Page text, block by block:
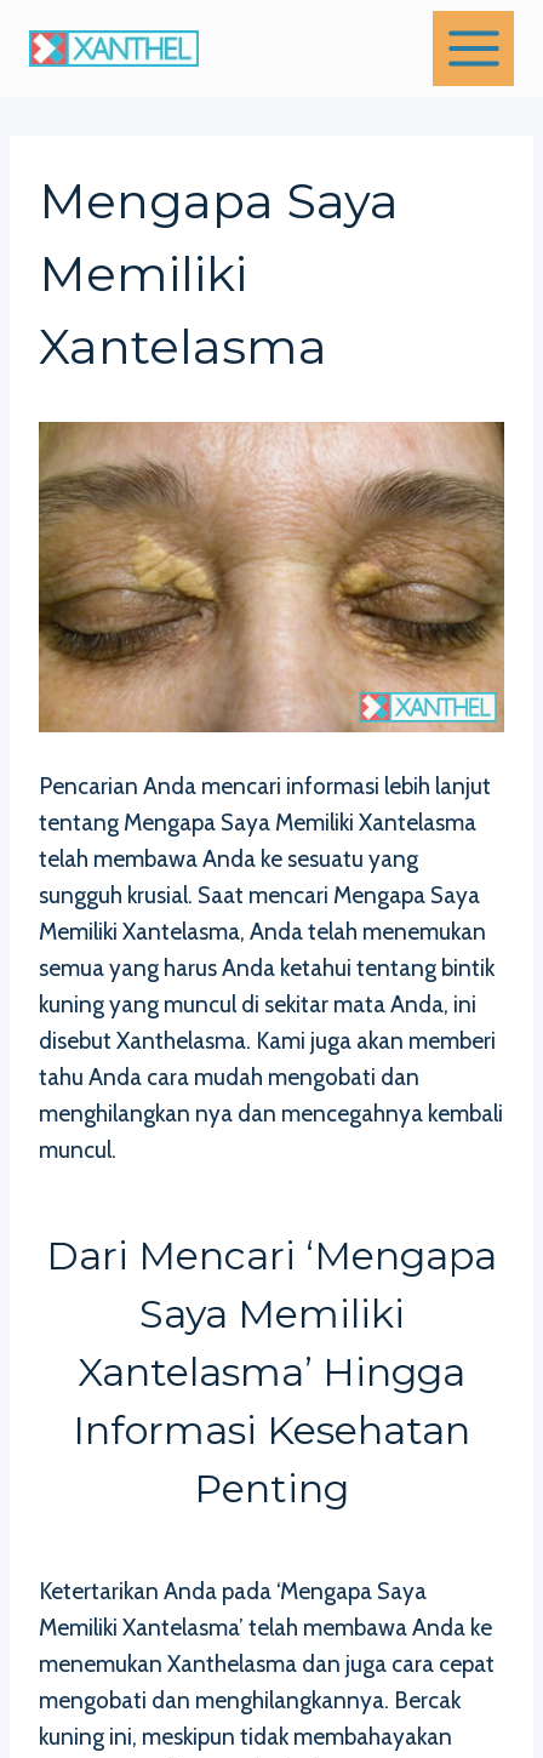
Mengapa Saya
Memiliki
Xantelasma
Pencarian Anda mencari informasi lebih lanjut
tentang Mengapa Saya Memiliki Xantelasma
telah membawa Anda ke sesuatu yang
sungguh krusial. Saat mencari Mengapa Saya
Memiliki Xantelasma, Anda telah menemukan
semua yang harus Anda ketahui tentang bintik
kuning yang muncul di sekitar mata Anda, ini
disebut Xanthelasma. Kami juga akan memberi
tahu Anda cara mudah mengobati dan
menghilangkan nya dan mencegahnya kembali
muncul.
Dari Mencari ‘Mengapa
Saya Memiliki
Xantelasma’ Hingga
Informasi Kesehatan
Penting
Ketertarikan Anda pada ‘Mengapa Saya
Memiliki Xantelasma’ telah membawa Anda ke
menemukan Xanthelasma dan juga cara cepat
mengobati dan menghilangkannya. Bercak
kuning ini, meskipun tidak membahayakan